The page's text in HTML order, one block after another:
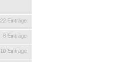
22 Einträge
8 Einträge
10 Einträge